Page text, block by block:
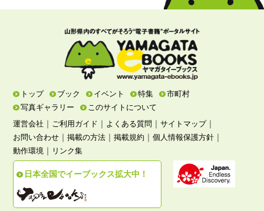
トップ ブック イベント 特集
市町村
写真ギャラリー
このサイトについて
運営会社 ｜ ご利用ガイド ｜ よくある質問 ｜サイトマップ｜
お問い合わせ ｜掲載の方法 ｜掲載規約 ｜個人情報保護方針 ｜
動作環境 ｜ リンク集
日本全国でイーブックス拡大中！